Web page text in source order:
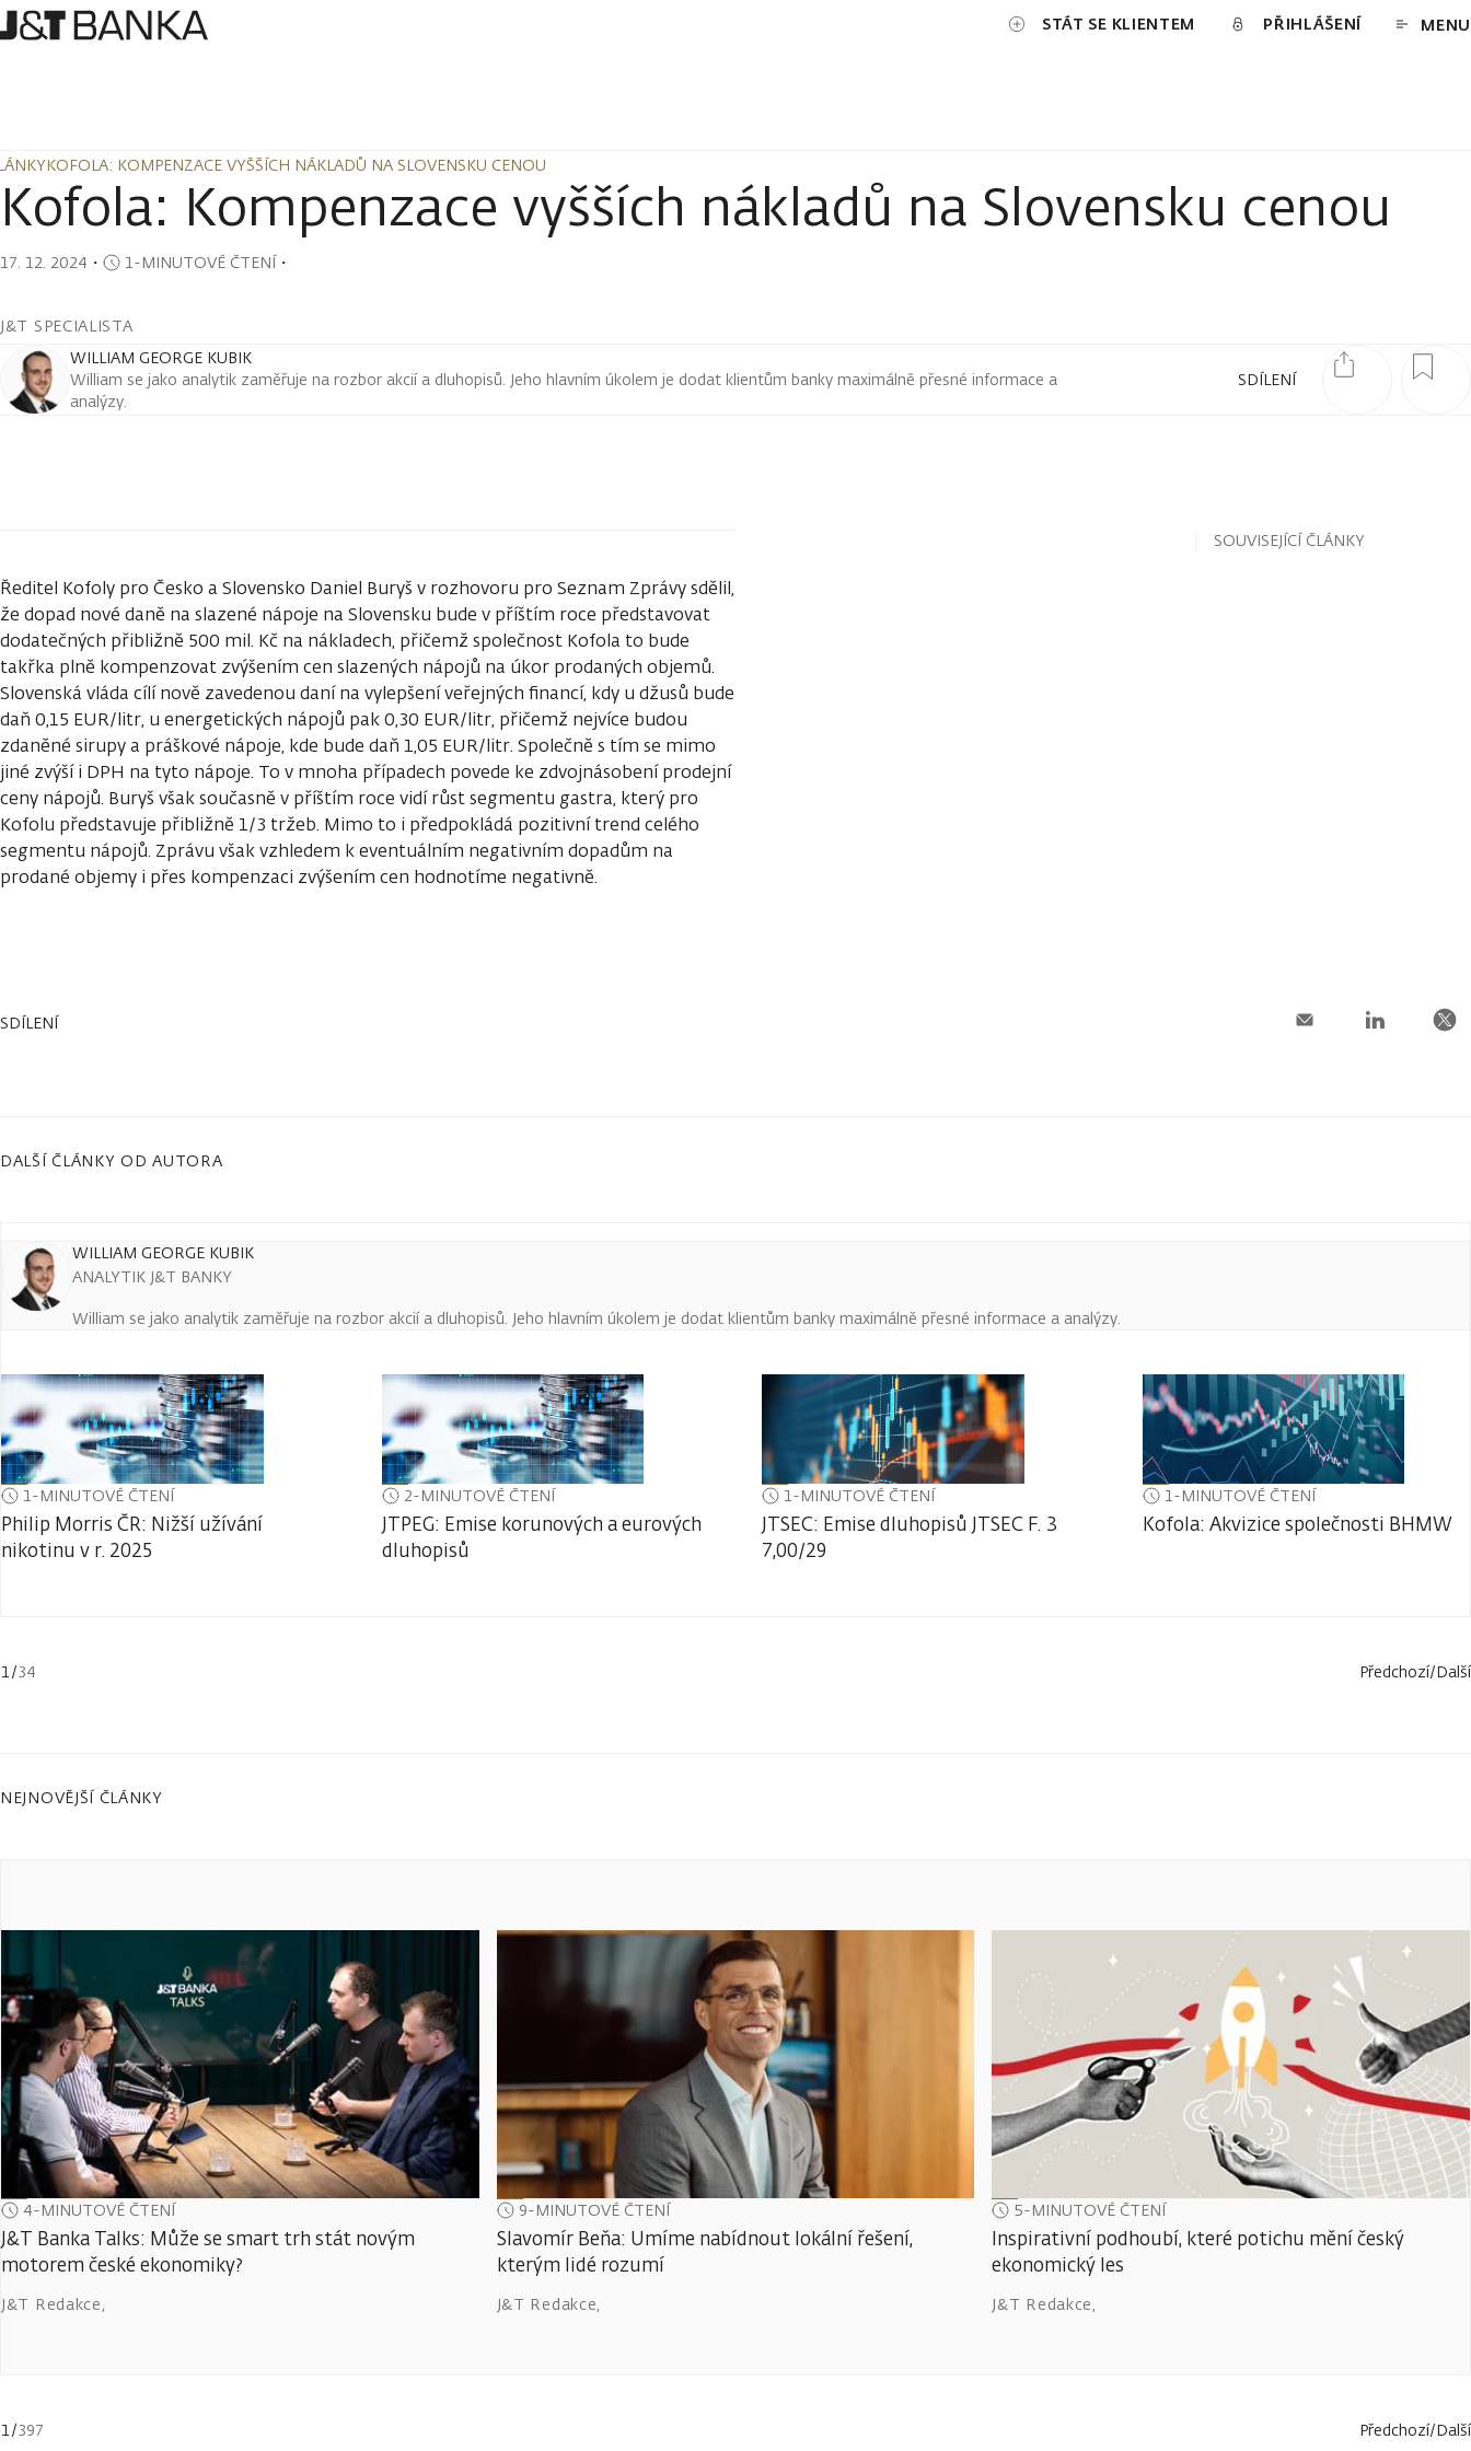
STÁT SE KLIENTEM PŘIHLÁŠENÍ MENU
KOFOLA: KOMPENZACE VYŠŠÍCH NÁKLADŮ NA SLOVENSKU CENOU
KOFOLA: KOMPENZACE VYŠŠÍCH NÁKLADŮ NA SLOVENSKU CENOU
Kofola: Kompenzace vyšších nákladů na Slovensku cenou
17. 12. 2024 ・ 1-MINUTOVÉ ČTENÍ・
J&T SPECIALISTA
SDÍLENÍ
WILLIAM GEORGE KUBIK
William se jako analytik zaměřuje na rozbor akcií a dluhopisů. Jeho hlavním úkolem je dodat klientům banky maximálně přesné informace a
analýzy.
Ředitel Kofoly pro Česko a Slovensko Daniel Buryš v rozhovoru pro Seznam Zprávy sdělil,
že dopad nové daně na slazené nápoje na Slovensku bude v příštím roce představovat
dodatečných přibližně 500 mil. Kč na nákladech, přičemž společnost Kofola to bude
takřka plně kompenzovat zvýšením cen slazených nápojů na úkor prodaných objemů.
Slovenská vláda cílí nově zavedenou daní na vylepšení veřejných financí, kdy u džusů bude
daň 0,15 EUR/litr, u energetických nápojů pak 0,30 EUR/litr, přičemž nejvíce budou
zdaněné sirupy a práškové nápoje, kde bude daň 1,05 EUR/litr. Společně s tím se mimo
jiné zvýší i DPH na tyto nápoje. To v mnoha případech povede ke zdvojnásobení prodejní
ceny nápojů. Buryš však současně v příštím roce vidí růst segmentu gastra, který pro
Kofolu představuje přibližně 1/3 tržeb. Mimo to i předpokládá pozitivní trend celého
segmentu nápojů. Zprávu však vzhledem k eventuálním negativním dopadům na
prodané objemy i přes kompenzaci zvýšením cen hodnotíme negativně.
SOUVISEJÍCÍ ČLÁNKY
SDÍLENÍ
DALŠÍ ČLÁNKY OD AUTORA
WILLIAM GEORGE KUBIK
ANALYTIK J&T BANKY
William se jako analytik zaměřuje na rozbor akcií a dluhopisů. Jeho hlavním úkolem je dodat klientům banky maximálně přesné informace a analýzy.
1-MINUTOVÉ ČTENÍ
Philip Morris ČR: Nižší užívání
nikotinu v r. 2025
2-MINUTOVÉ ČTENÍ
JTPEG: Emise korunových a eurových
dluhopisů
1-MINUTOVÉ ČTENÍ
JTSEC: Emise dluhopisů JTSEC F. 3
7,00/29
1-MINUTOVÉ ČTENÍ
Kofola: Akvizice společnosti BHMW
1 /34 Předchozí/Další
NEJNOVĚJŠÍ ČLÁNKY
4-MINUTOVÉ ČTENÍ
J&T Banka Talks: Může se smart trh stát novým
motorem české ekonomiky?
J&T Redakce,
9-MINUTOVÉ ČTENÍ
Slavomír Beňa: Umíme nabídnout lokální řešení,
kterým lidé rozumí
J&T Redakce,
5-MINUTOVÉ ČTENÍ
Inspirativní podhoubí, které potichu mění český
ekonomický les
J&T Redakce,
1/397 Předchozí/Další